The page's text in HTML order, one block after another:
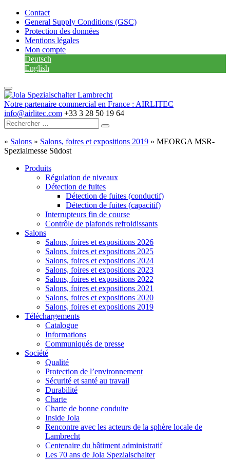
Contact
General Supply Conditions (GSC)
Protection des données
Mentions légales
Mon compte
Deutsch
English
Notre partenaire commercial en France : AIRLITEC
info@airlitec.com +33 3 28 50 19 64
» Salons » Salons, foires et expositions 2019 » MEORGA MSR-
Spezialmesse Südost
Produits
Régulation de niveaux
Détection de fuites
Détection de fuites (conductif)
Détection de fuites (capacitif)
Interrupteurs fin de course
Contrôle de plafonds refroidissants
Salons
Salons, foires et expositions 2026
Salons, foires et expositions 2025
Salons, foires et expositions 2024
Salons, foires et expositions 2023
Salons, foires et expositions 2022
Salons, foires et expositions 2021
Salons, foires et expositions 2020
Salons, foires et expositions 2019
Téléchargements
Catalogue
Informations
Communiqués de presse
Société
Qualité
Protection de l’environnement
Sécurité et santé au travail
Durabilité
Charte
Charte de bonne conduite
Inside Jola
Rencontre avec les acteurs de la sphère locale de
Lambrecht
Centenaire du bâtiment administratif
Les 70 ans de Jola Spezialschalter